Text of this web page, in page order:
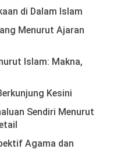
di Dalam Islam
Menurut Ajaran
Islam: Makna,
Kesini
Sendiri Menurut
Agama dan